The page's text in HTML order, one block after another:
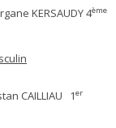
KERSAUDY 4ème
CAILLIAU 1er